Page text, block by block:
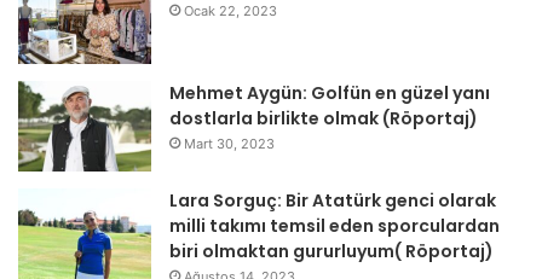
Ocak 22, 2023
Mehmet Aygün: Golfün en güzel yanı
dostlarla birlikte olmak (Röportaj)
Mart 30, 2023
Lara Sorguç: Bir Atatürk genci olarak
milli takımı temsil eden sporculardan
biri olmaktan gururluyum( Röportaj)